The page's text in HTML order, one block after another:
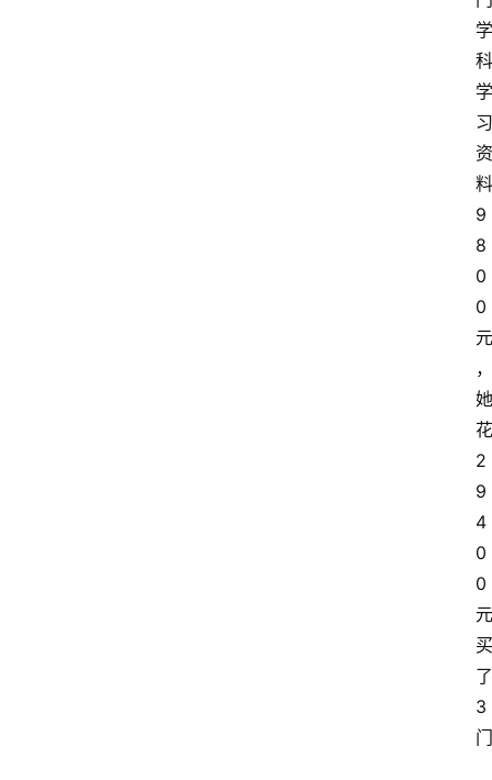
学
科
学
习
资
料
9
8
0
0
元
，
她
花
2
9
4
0
0
元
买
了
3
门